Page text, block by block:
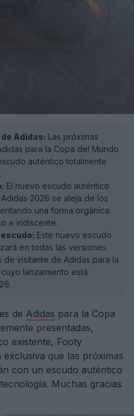
Adidas: Las próximas
para la Copa del Mundo
auténtico totalmente
El nuevo escudo auténtico
2026 se aleja de los
una forma orgánica
e iridiscente.
Este nuevo escudo
en todas las versiones
de visitante de Adidas para la
lanzamiento está
de Adidas para la Copa
presentadas,
existente, Footy
que las próximas
con un escudo auténtico
Muchas gracias